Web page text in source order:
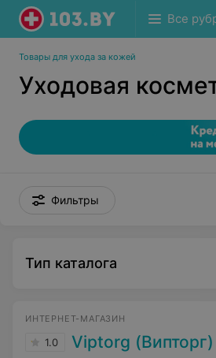
Все
Товары для ухода за кожей
Уходовая
Фильтры
Тип каталога
ИНТЕРНЕТ-МАГАЗИН
1.0 Viptorg (Випторг)